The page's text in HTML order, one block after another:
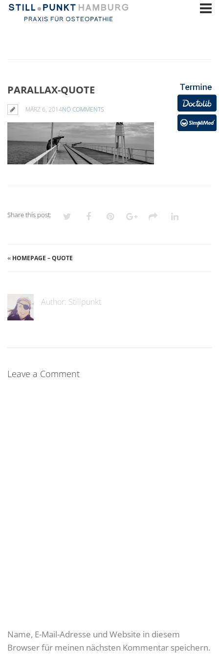
PARALLAX-QUOTE
MÄRZ 6, 2014NO COMMENTS
Share this post:
« HOMEPAGE – QUOTE
Author: Stillpunkt
Leave a Comment
Name, E-Mail-Adresse und Website in diesem
Browser für meinen nächsten Kommentar speichern.